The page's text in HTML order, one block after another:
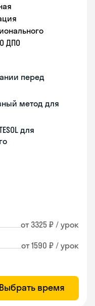
ДПО
перед
метод для
для
от 3325 ₽ / урок
от 1590 ₽ / урок
Выбрать время